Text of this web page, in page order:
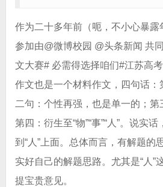
作为二十多年前（呃，不小心暴露
参加由@微博校园 @头条新闻 共
文大赛# 必需得选择咱们#江苏高
作文也是一个材料作文，四句话：
二句：个性再强，也是单一的；第
第四：衍生至“物”“事”“人”。说实
到“人”上面。总体而言，有解题的
实好自己的解题思路。尤其是“人”
提宝贵意见。